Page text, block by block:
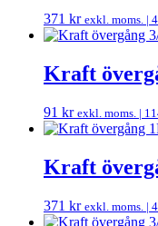
371 kr exkl. moms. |
Kraft
91 kr exkl. moms. |
Kraft
371 kr exkl. moms. |